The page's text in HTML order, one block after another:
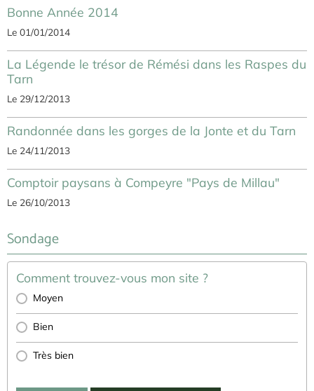
Bonne Année 2014
Le 01/01/2014
La Légende le trésor de Rémési dans les Raspes du
Tarn
Le 29/12/2013
Randonnée dans les gorges de la Jonte et du Tarn
Le 24/11/2013
Comptoir paysans à Compeyre "Pays de Millau"
Le 26/10/2013
Sondage
Comment trouvez-vous mon site ?
Moyen
Bien
Très bien